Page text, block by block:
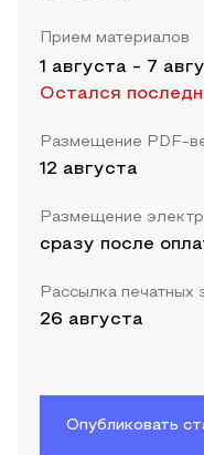
Прием материалов
1 августа - 7
Остался
Размещение PDF-
12 августа
Размещение
сразу после
Рассылка печатных
26 августа
Опубликовать